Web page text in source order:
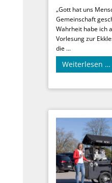
„Gott hat uns
Gemeinschaft
Wahrheit habe ich
Vorlesung zur
die ...
Weiterlesen …